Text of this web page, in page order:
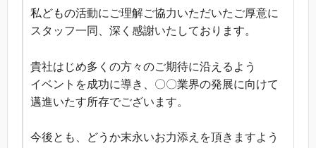
私どもの活動にご理解ご協力いただいたご厚意に
スタッフ一同、深く感謝いたしております。
貴社はじめ多くの方々のご期待に沿えるよう
イベントを成功に導き、〇〇業界の発展に向けて
邁進いたす所存でございます。
今後とも、どうか末永いお力添えを頂きますよう